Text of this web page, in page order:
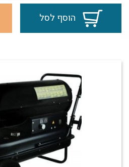
הוסף לסל